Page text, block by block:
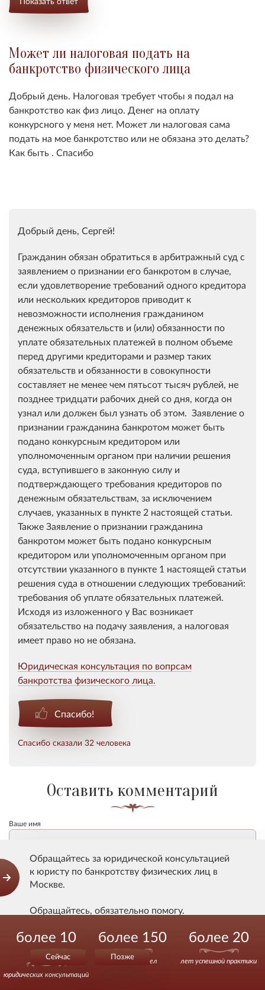
Может ли налоговая подать на
банкротство физического лица
Добрый день. Налоговая требует чтобы я подал на
банкротство как физ лицо. Денег на оплату
конкурсного у меня нет. Может ли налоговая сама
подать на мое банкротство или не обязана это делать?
Как быть . Спасибо
Добрый день, Сергей!
Гражданин обязан обратиться в арбитражный суд с
заявлением о признании его банкротом в случае,
если удовлетворение требований одного кредитора
или нескольких кредиторов приводит к
невозможности исполнения гражданином
денежных обязательств и (или) обязанности по
уплате обязательных платежей в полном объеме
перед другими кредиторами и размер таких
обязательств и обязанности в совокупности
составляет не менее чем пятьсот тысяч рублей, не
позднее тридцати рабочих дней со дня, когда он
узнал или должен был узнать об этом.​ Заявление о
признании гражданина банкротом может быть
подано конкурсным кредитором или
уполномоченным органом при наличии решения
суда, вступившего в законную силу и
подтверждающего требования кредиторов по
денежным обязательствам, за исключением
случаев, указанных в пункте 2 настоящей статьи.
Также Заявление о признании гражданина
банкротом может быть подано конкурсным
кредитором или уполномоченным органом при
отсутствии указанного в пункте 1 настоящей статьи
решения суда в отношении следующих требований:
требования об уплате обязательных платежей.
Исходя из изложенного у Вас возникает
обязательство на подачу заявления, а налоговая
имеет право но не обязана.
Юридическая консультация по вопрсам
банкротства физического лица.
Спасибо!
Спасибо сказали 32 человека
Оставить комментарий
Ваше имя
Email (Не отображается на сайте)
ДаюсогласиеСундакову В.В. на хранение и обработку моих
Обращайтесь за юридической консультацией
к юристу по банкротству физических лиц в
Москве.
Обращайтесь, обязательно помогу.
Действуйте уверенно.
Сейчас Позже
более 10
000
юридических консультаций
более 150
выигранных дел
более 20
лет успешной практики